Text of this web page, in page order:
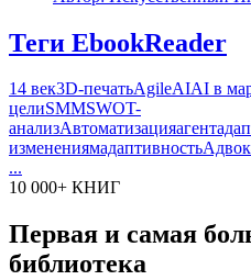
Теги EbookReader
14 век3D-печатьAgileAIAI в
целиSMMSWOT-
анализАвтоматизацияагент
изменениямадаптивность
...
10 000+ КНИГ
Первая и самая
библиотека